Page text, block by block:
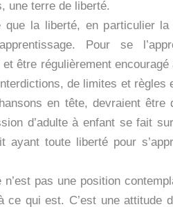
une terre de liberté.
que la liberté, en particulier
apprentissage. Pour se
et être régulièrement
de limites et
en tête, devraient
d’adulte à enfant se fait
ayant toute liberté pour
n’est pas une position
ce qui est. C’est une attitude